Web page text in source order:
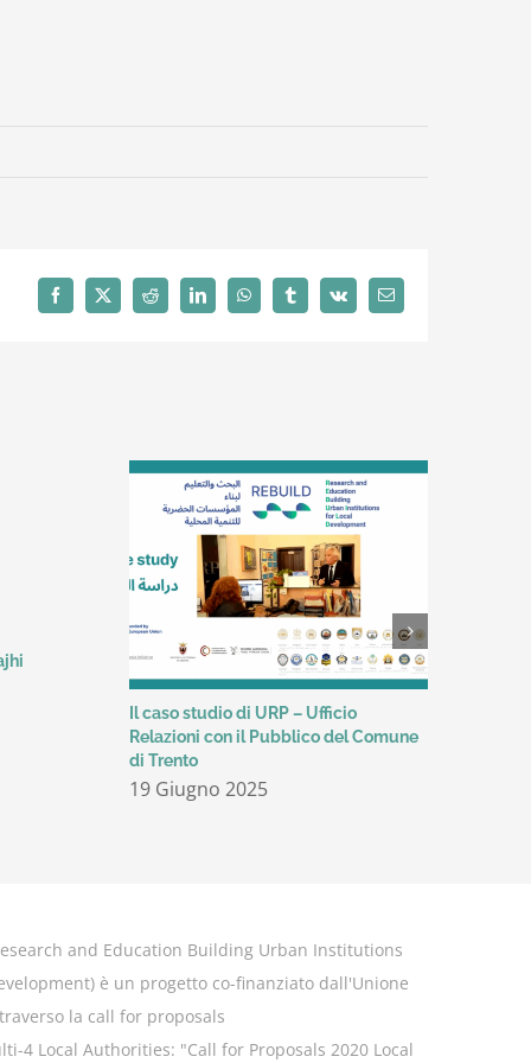
Facebook
X Reddit LinkedInWhatsAppTumblrVk Email
Il caso studio di URP – Ufficio
Relazioni con il Pubblico del Comune
di Trento
19 Giugno 2025
and Education Building Urban Institutions
) è un progetto co-finanziato dall'Unione
la call for proposals
4 Local Authorities: "Call for Proposals 2020 Local